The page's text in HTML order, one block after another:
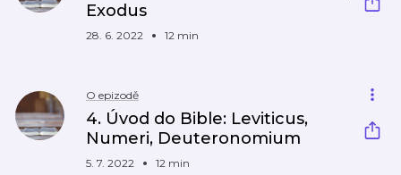
Exodus
28. 6. 2022 12 min
O epizodě
4. Úvod do Bible: Leviticus,
Numeri, Deuteronomium
5. 7. 2022 12 min